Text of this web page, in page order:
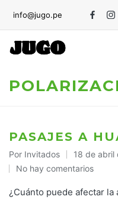
info@jugo.pe
PASAJES A
Publicado
por
Por Invitados 18 de abril
No hay comentarios
¿Cuánto puede afectar la